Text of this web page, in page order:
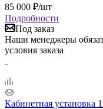
85 000 ₽/шт
Подробности
Под заказ
Наши менеджеры
условия заказа
Кабинетная установка